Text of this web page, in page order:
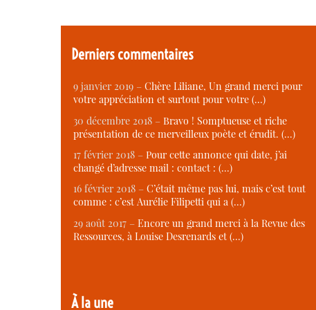
Derniers commentaires
9 janvier 2019 – Chère Liliane, Un grand merci pour
votre appréciation et surtout pour votre (…)
30 décembre 2018 – Bravo ! Somptueuse et riche
présentation de ce merveilleux poète et érudit. (…)
17 février 2018 – Pour cette annonce qui date, j’ai
changé d’adresse mail : contact : (…)
16 février 2018 – C’était même pas lui, mais c’est tout
comme : c’est Aurélie Filipetti qui a (…)
29 août 2017 – Encore un grand merci à la Revue des
Ressources, à Louise Desrenards et (…)
À la une